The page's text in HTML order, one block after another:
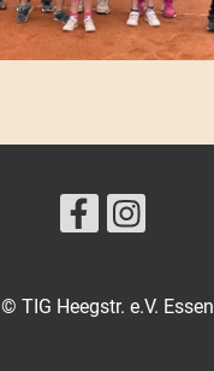
© TIG Heegstr. e.V. Essen